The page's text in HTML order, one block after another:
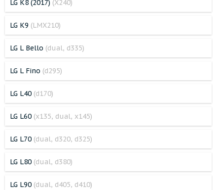
LG K8 (2017) (X240)
LG K9 (LMX210)
LG L Bello (dual, d335)
LG L Fino (d295)
LG L40 (d170)
LG L60 (x135, dual, x145)
LG L70 (dual, d320, d325)
LG L80 (dual, d380)
LG L90 (dual, d405, d410)